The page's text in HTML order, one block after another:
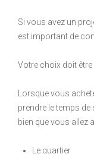
Si vous avez un
est important de
Votre choix doit
Lorsque vous
prendre le temps
bien que vous allez
Le quartier